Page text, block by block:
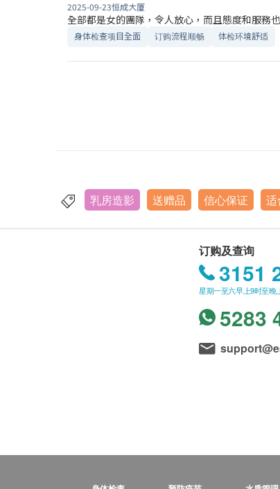
2025-09-23恒成大厦
全部都是女的團隊，令人放心，而且態度和服務也
身体检查项目全面 订购流程顺畅 体检环境舒适​
乳房造影 送赠品 信心保证
订购及查询
3151
星期一至六早上9时至晚
5283